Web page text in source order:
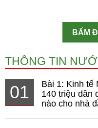
BẤM
THÔNG TIN
01
Bài 1: Kinh tế
140 triệu dân
nào cho nhà